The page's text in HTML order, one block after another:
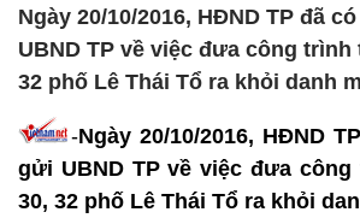
Ngày 20/10/2016, HĐND TP đã
UBND TP về việc đưa công trình
32 phố Lê Thái Tổ ra khỏi danh
-Ngày 20/10/2016, HĐND
gửi UBND TP về việc đưa
30, 32 phố Lê Thái Tổ ra khỏi